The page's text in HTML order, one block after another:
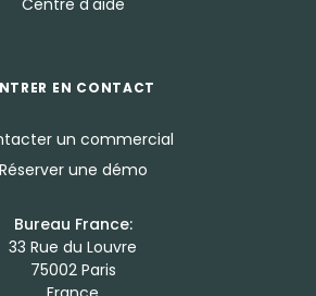
Centre d'aide
EN CONTACT
un commercial
Réserver une démo
Bureau France:
33 Rue du Louvre
75002 Paris